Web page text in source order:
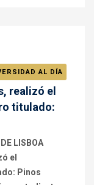
AL DÍA
realizó el
titulado:
LISBOA
el
Pinos